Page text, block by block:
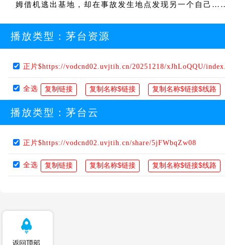
姆借机逃出基地，却在事故发生地点发现另一个自己
播放类型： 茅台资源
正片$https://vodcnd02.uvjtih.cn/20251218/xJhLoQQU/
全选
播放类型： 茅台云
正片$https://vodcnd02.uvjtih.cn/share/5jFWbqZw08
全选